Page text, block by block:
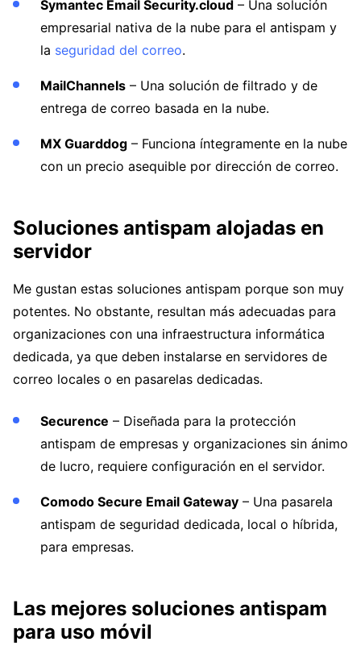
Symantec Email Security.cloud – Una solución
empresarial nativa de la nube para el antispam y
la seguridad del correo.
MailChannels – Una solución de filtrado y de
entrega de correo basada en la nube.
MX Guarddog – Funciona íntegramente en la nube
con un precio asequible por dirección de correo.
Soluciones antispam alojadas en
servidor
Me gustan estas soluciones antispam porque son muy
potentes. No obstante, resultan más adecuadas para
organizaciones con una infraestructura informática
dedicada, ya que deben instalarse en servidores de
correo locales o en pasarelas dedicadas.
Securence – Diseñada para la protección
antispam de empresas y organizaciones sin ánimo
de lucro, requiere configuración en el servidor.
Comodo Secure Email Gateway – Una pasarela
antispam de seguridad dedicada, local o híbrida,
para empresas.
Las mejores soluciones antispam
para uso móvil